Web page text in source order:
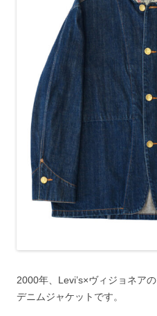
2000年、Levi’s×ヴィジョネアの
デニムジャケットです。